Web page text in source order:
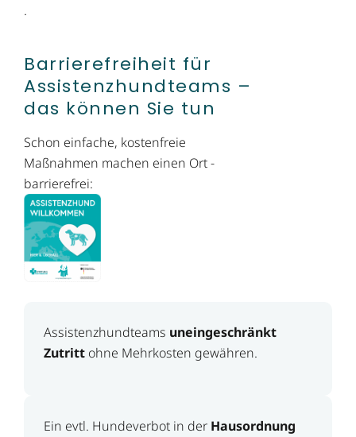
.
Barrierefreiheit für
Assistenzhundteams –
das können Sie tun
Schon einfache, kostenfreie
Maßnahmen machen einen Ort ­
barrierefrei:
Assistenzhundteams uneingeschränkt
Zutritt ohne Mehrkosten gewähren.
Ein evtl. Hundeverbot in der Hausordnung